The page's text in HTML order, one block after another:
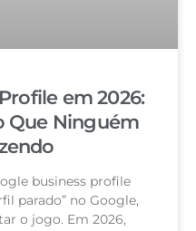
em 2026:
Que Ninguém
business profile
parado” no Google,
o jogo. Em 2026,